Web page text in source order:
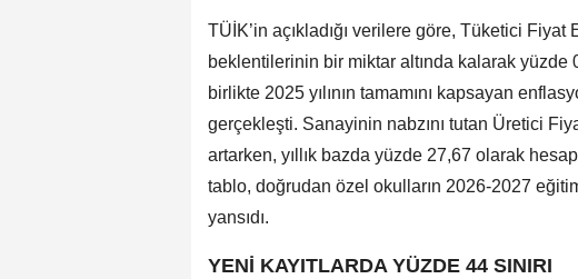
TÜİK’in açıkladığı verilere göre, Tüketici
beklentilerinin bir miktar altında kalarak yüzde
birlikte 2025 yılının tamamını kapsayan
gerçekleşti. Sanayinin nabzını tutan Üretici
artarken, yıllık bazda yüzde 27,67 olarak
tablo, doğrudan özel okulların 2026-2027
yansıdı.
YENİ KAYITLARDA YÜZDE 44 SINIRI